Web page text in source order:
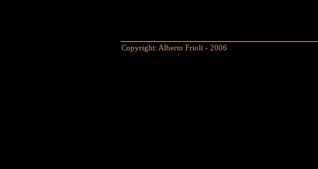
Copyright: Alberto Frioli - 2006